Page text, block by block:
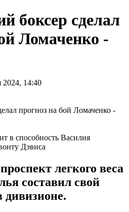
боксер сделал
Ломаченко -
14:40
в способность Василия
Дэвиса
легкого веса
составил свой
дивизионе.